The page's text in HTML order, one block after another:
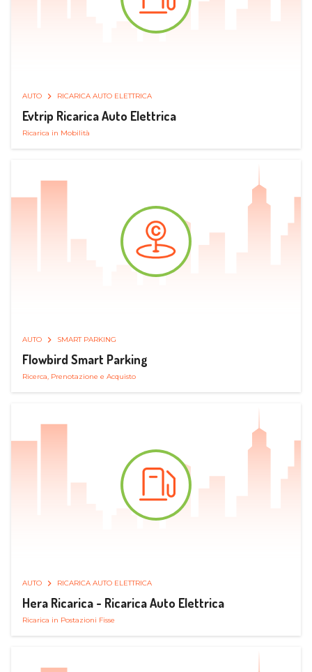
AUTO RICARICA AUTO ELETTRICA
Evtrip Ricarica Auto Elettrica
Ricarica in Mobilità
AUTO SMART PARKING
Flowbird Smart Parking
Ricerca, Prenotazione e Acquisto
AUTO RICARICA AUTO ELETTRICA
Hera Ricarica - Ricarica Auto Elettrica
Ricarica in Postazioni Fisse